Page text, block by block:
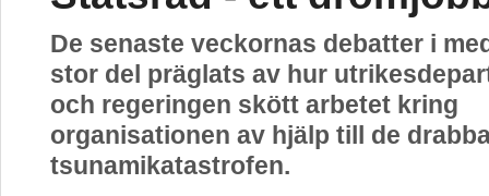
De senaste veckornas debatter i
stor del präglats av hur
och regeringen skött arbetet kring
organisationen av hjälp till de
tsunamikatastrofen.